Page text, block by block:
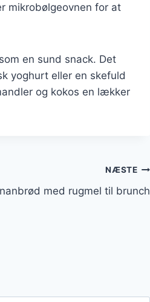
mikrobølgeovnen for at
en sund snack. Det
yoghurt eller en skefuld
og kokos en lækker
NÆSTE
med rugmel til brunch